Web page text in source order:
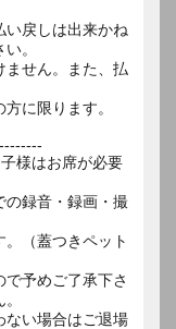
戻しは出来かね
。
せん。また、払
に限ります。
様はお席が必要
録音・録画・撮
（蓋つきペット
予めご了承下さ
い場合はご退場